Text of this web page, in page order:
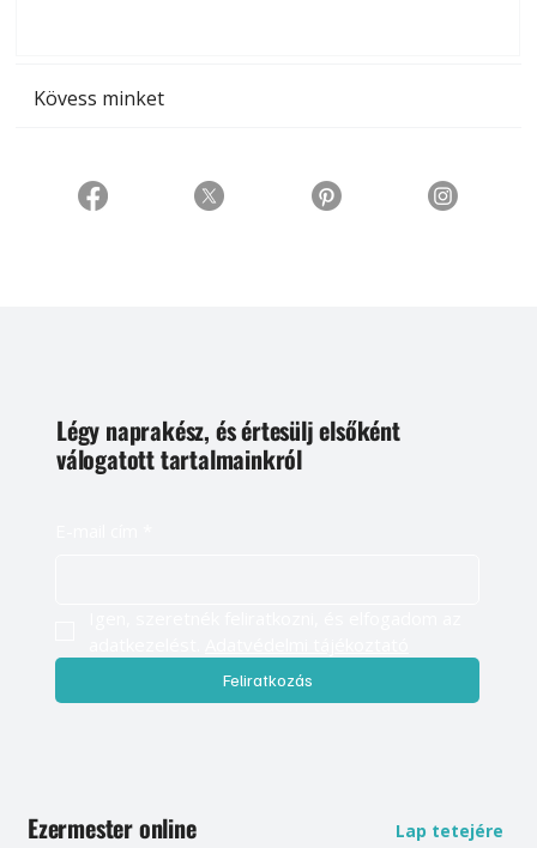
Kövess minket
Légy naprakész, és értesülj elsőként
válogatott tartalmainkról
Feliratkozás
Ezermester online Lap tetejére